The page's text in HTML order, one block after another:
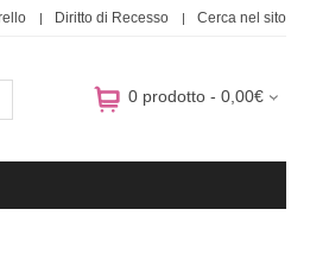
Diritto di Recesso Cerca nel sito
0 prodotto - 0,00€